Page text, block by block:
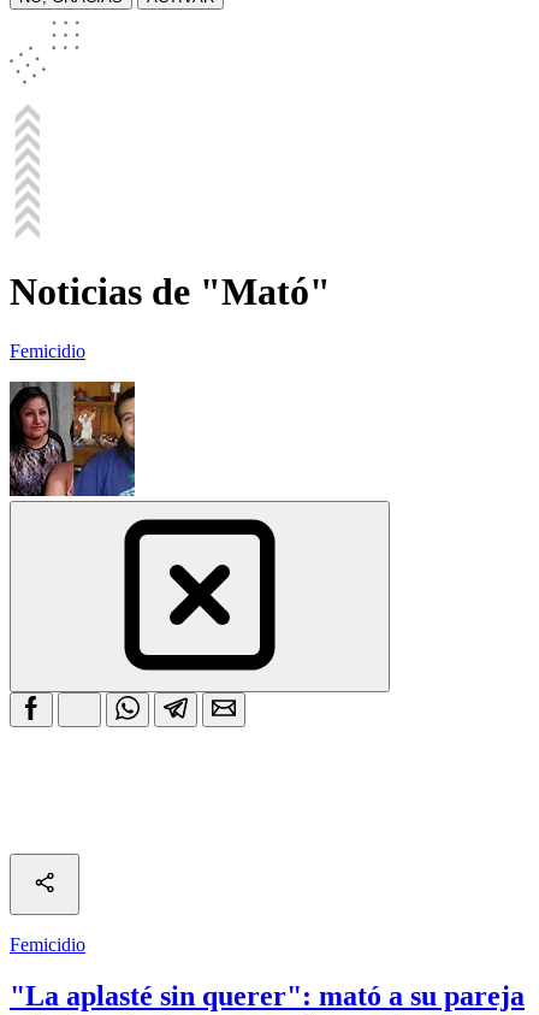
Noticias de "Mató"
Femicidio
Femicidio
"La aplasté sin querer": mató a su pareja